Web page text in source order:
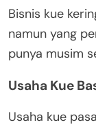
Bisnis kue
namun yang
punya musim
Usaha Kue
Usaha kue